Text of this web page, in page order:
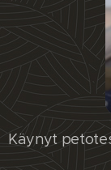
Käynyt